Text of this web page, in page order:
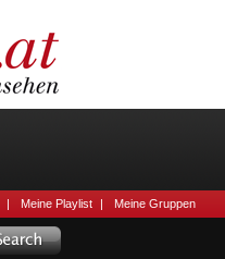
| Meine Playlist | Meine Gruppen